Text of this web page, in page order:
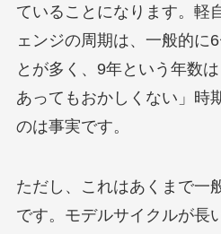
ていることになります。軽
ェンジの周期は、一般的に
とが多く、9年という年数
あってもおかしくない」時
のは事実です。
ただし、これはあくまで一
です。モデルサイクルが長